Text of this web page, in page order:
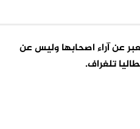
عن آراء اصحابها وليس عن
تلغراف.